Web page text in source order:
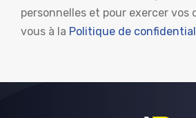
personnelles et pour exercer vos
vous à la Politique de